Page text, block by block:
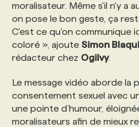
moralisateur. Même s'il n'y a
on pose le bon geste, ça
C'est ce qu'on communique
coloré », ajoute Simon
rédacteur chez Ogilvy.
Le message vidéo aborde la
consentement sexuel avec
une pointe d’humour,
moralisateurs afin de mieux